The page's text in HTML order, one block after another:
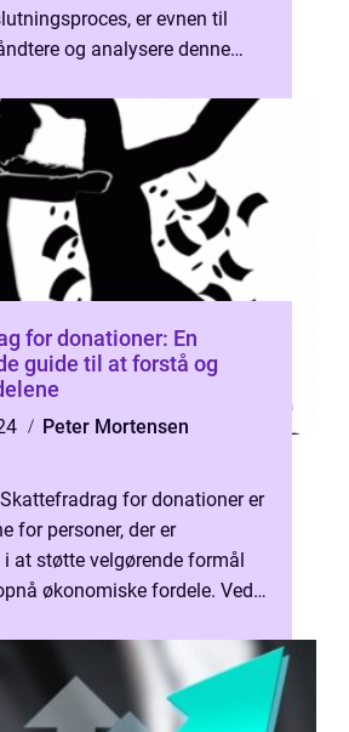
er evnen til
og analysere denne
for donationer: En
guide til at forstå og
Peter Mortensen
for donationer er
for personer, der er
i at støtte velgørende formål
økonomiske fordele. Ved